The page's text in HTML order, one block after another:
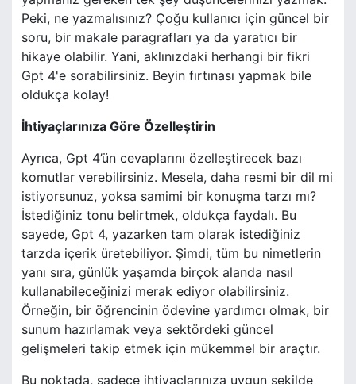
Peki, ne yazmalısınız? Çoğu kullanıcı için güncel bir
soru, bir makale paragrafları ya da yaratıcı bir
hikaye olabilir. Yani, aklınızdaki herhangi bir fikri
Gpt 4'e sorabilirsiniz. Beyin fırtınası yapmak bile
oldukça kolay!
İhtiyaçlarınıza Göre Özelleştirin
Ayrıca, Gpt 4’ün cevaplarını özelleştirecek bazı
komutlar verebilirsiniz. Mesela, daha resmi bir dil mi
istiyorsunuz, yoksa samimi bir konuşma tarzı mı?
İstediğiniz tonu belirtmek, oldukça faydalı. Bu
sayede, Gpt 4, yazarken tam olarak istediğiniz
tarzda içerik üretebiliyor. Şimdi, tüm bu nimetlerin
yanı sıra, günlük yaşamda birçok alanda nasıl
kullanabileceğinizi merak ediyor olabilirsiniz.
Örneğin, bir öğrencinin ödevine yardımcı olmak, bir
sunum hazırlamak veya sektördeki güncel
gelişmeleri takip etmek için mükemmel bir araçtır.
Bu noktada, sadece ihtiyaçlarınıza uygun şekilde